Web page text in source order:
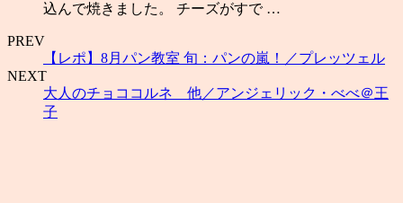
込んで焼きました。 チーズがすで …
PREV
【レポ】8月パン教室 旬：パンの嵐！／プレッツェル
NEXT
大人のチョココルネ 他／アンジェリック・べべ＠王
子